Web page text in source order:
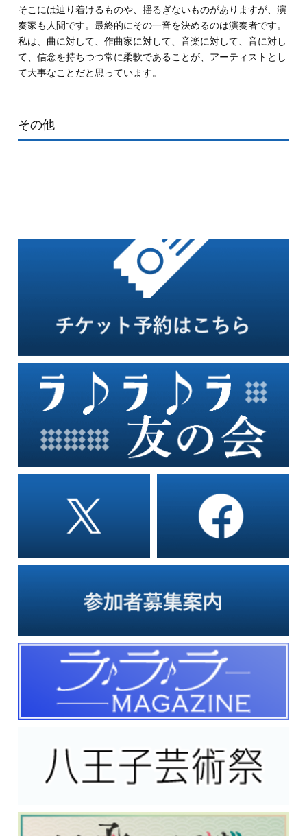
そこには辿り着けるものや、揺るぎないものがありますが、演
奏家も人間です。最終的にその一音を決めるのは演奏者です。
私は、曲に対して、作曲家に対して、音楽に対して、音に対し
て、信念を持ちつつ常に柔軟であることが、アーティストとし
て大事なことだと思っています。
その他